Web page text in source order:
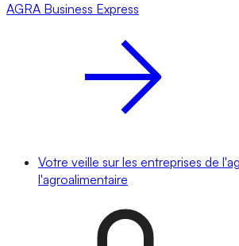
AGRA Business Express
Votre veille sur les entreprises de
l'agroalimentaire